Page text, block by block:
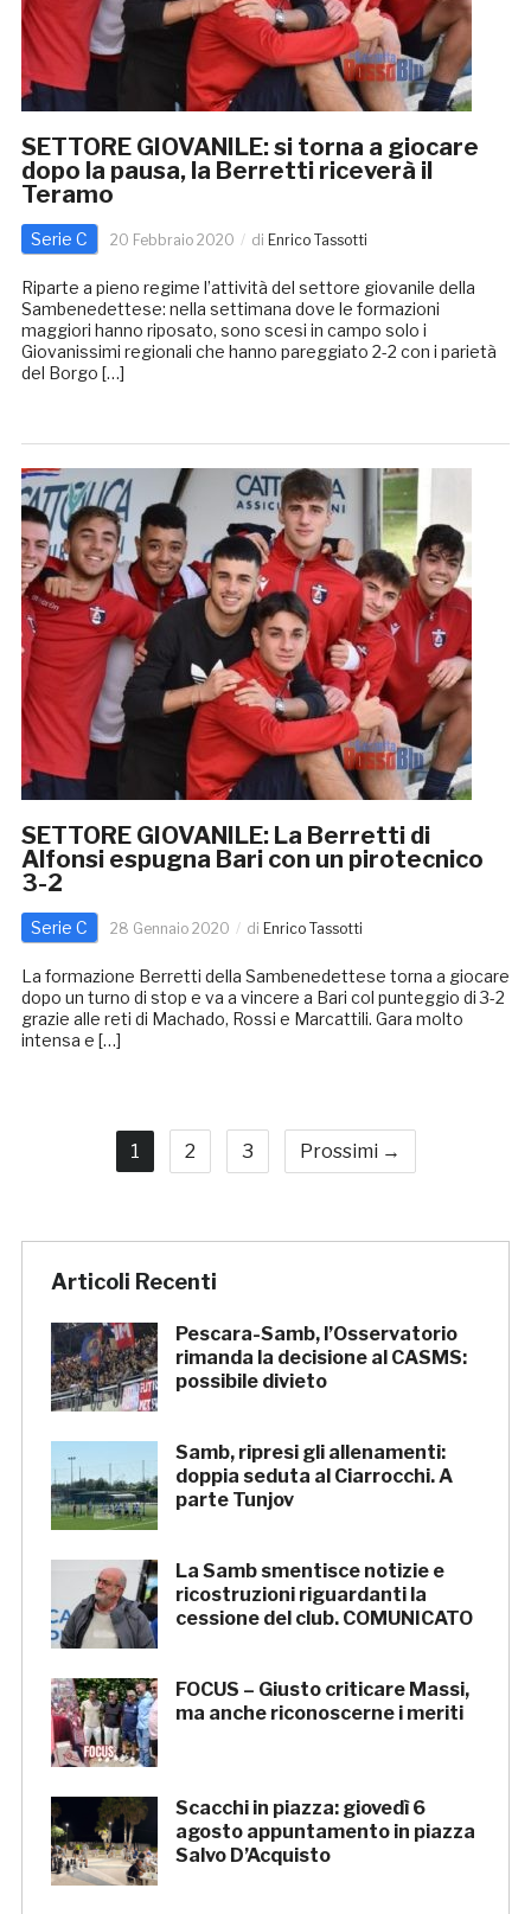
SETTORE GIOVANILE: si torna a giocare
dopo la pausa, la Berretti riceverà il
Teramo
Serie C 20 Febbraio 2020 di Enrico Tassotti
Riparte a pieno regime l’attività del settore giovanile della
Sambenedettese: nella settimana dove le formazioni
maggiori hanno riposato, sono scesi in campo solo i
Giovanissimi regionali che hanno pareggiato 2-2 con i parietà
del Borgo […]
SETTORE GIOVANILE: La Berretti di
Alfonsi espugna Bari con un pirotecnico
3-2
Serie C 28 Gennaio 2020 di Enrico Tassotti
La formazione Berretti della Sambenedettese torna a giocare
dopo un turno di stop e va a vincere a Bari col punteggio di 3-2
grazie alle reti di Machado, Rossi e Marcattili. Gara molto
intensa e […]
1 2 3 Prossimi →
Articoli Recenti
Pescara-Samb, l’Osservatorio
rimanda la decisione al CASMS:
possibile divieto
Samb, ripresi gli allenamenti:
doppia seduta al Ciarrocchi. A
parte Tunjov
La Samb smentisce notizie e
ricostruzioni riguardanti la
cessione del club. COMUNICATO
FOCUS – Giusto criticare Massi,
ma anche riconoscerne i meriti
Scacchi in piazza: giovedì 6
agosto appuntamento in piazza
Salvo D’Acquisto